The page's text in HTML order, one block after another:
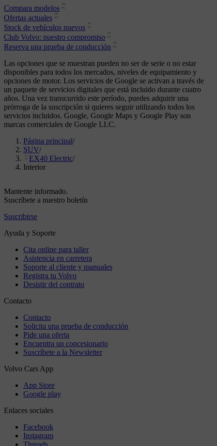
Compara modelos
Ofertas actuales
Stock de vehículos nuevos
Club Volvo: nuestro compromiso
Reserva una prueba de conducción
Las opciones que se muestran pueden no ser de serie o no estar
disponibles para todos los mercados, niveles de equipamiento y
opciones de motor. Los servicios de Google se activan a través de
un paquete de servicios digitales que está incluido durante cuatro
años. Una vez transcurrido este período, puedes adquirir una
prórroga de la suscripción si quieres seguir utilizando todos los
servicios incluidos. Google, Google Maps y Google Play son
marcas comerciales de Google LLC.
Página principal/
SUV/
EX40 Electric/
Interior